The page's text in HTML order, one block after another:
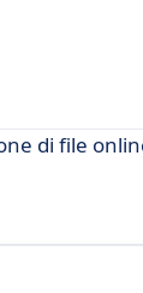
di file